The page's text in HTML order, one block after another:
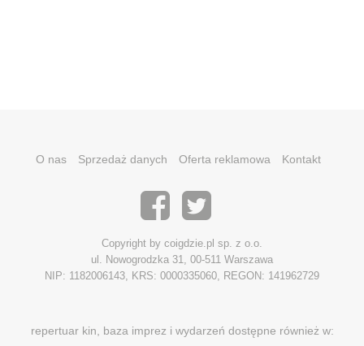
O nas Sprzedaż danych Oferta reklamowa Kontakt
Copyright by coigdzie.pl sp. z o.o.
ul. Nowogrodzka 31, 00-511 Warszawa
NIP: 1182006143, KRS: 0000335060, REGON: 141962729
repertuar kin, baza imprez i wydarzeń dostępne również w: